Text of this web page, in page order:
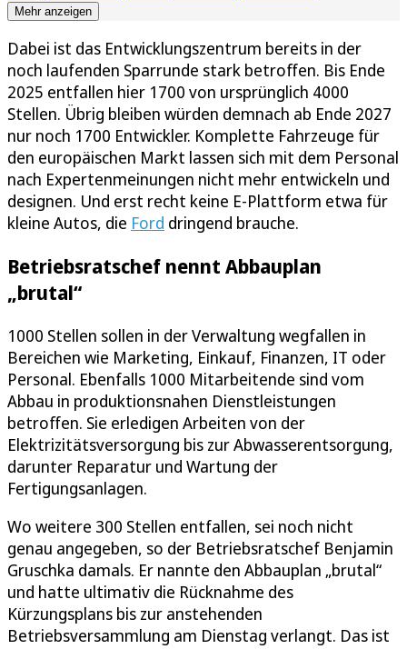
Mehr anzeigen
Dabei ist das Entwicklungszentrum bereits in der
noch laufenden Sparrunde stark betroffen. Bis Ende
2025 entfallen hier 1700 von ursprünglich 4000
Stellen. Übrig bleiben würden demnach ab Ende 2027
nur noch 1700 Entwickler. Komplette Fahrzeuge für
den europäischen Markt lassen sich mit dem Personal
nach Expertenmeinungen nicht mehr entwickeln und
designen. Und erst recht keine E-Plattform etwa für
kleine Autos, die Ford dringend brauche.
Betriebsratschef nennt Abbauplan
„brutal“
1000 Stellen sollen in der Verwaltung wegfallen in
Bereichen wie Marketing, Einkauf, Finanzen, IT oder
Personal. Ebenfalls 1000 Mitarbeitende sind vom
Abbau in produktionsnahen Dienstleistungen
betroffen. Sie erledigen Arbeiten von der
Elektrizitätsversorgung bis zur Abwasserentsorgung,
darunter Reparatur und Wartung der
Fertigungsanlagen.
Wo weitere 300 Stellen entfallen, sei noch nicht
genau angegeben, so der Betriebsratschef Benjamin
Gruschka damals. Er nannte den Abbauplan „brutal“
und hatte ultimativ die Rücknahme des
Kürzungsplans bis zur anstehenden
Betriebsversammlung am Dienstag verlangt. Das ist